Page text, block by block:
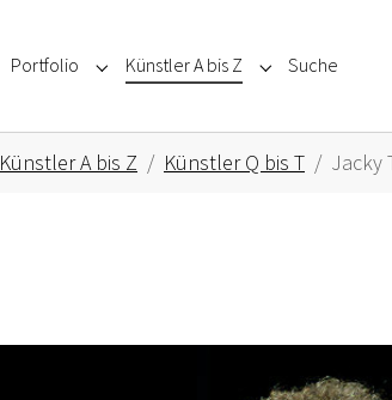
Portfolio Submenu for "Portfolio"
Künstler A bis Z Submenu for
Suche
Künstler A bis Z Künstler Q bis T Jacky